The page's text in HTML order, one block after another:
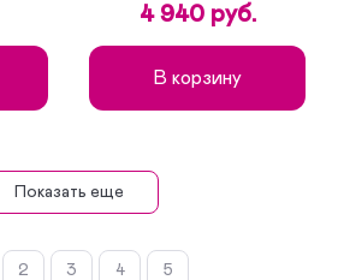
4 940 руб.
В корзину
Показать еще
2 3 4 5